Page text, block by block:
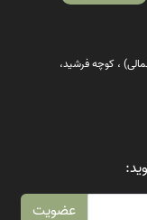
، کوچه فرشید،
عضویت